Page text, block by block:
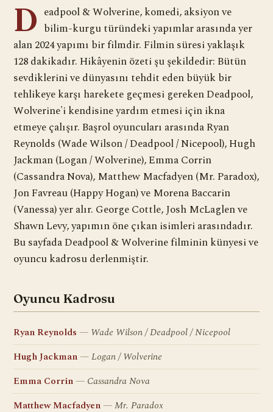
D eadpool & Wolverine, komedi, aksiyon ve
bilim-kurgu türündeki yapımlar arasında yer
alan 2024 yapımı bir filmdir. Filmin süresi yaklaşık
128 dakikadır. Hikâyenin özeti şu şekildedir: Bütün
sevdiklerini ve dünyasını tehdit eden büyük bir
tehlikeye karşı harekete geçmesi gereken Deadpool,
Wolverine'i kendisine yardım etmesi için ikna
etmeye çalışır. Başrol oyuncuları arasında Ryan
Reynolds (Wade Wilson / Deadpool / Nicepool), Hugh
Jackman (Logan / Wolverine), Emma Corrin
(Cassandra Nova), Matthew Macfadyen (Mr. Paradox),
Jon Favreau (Happy Hogan) ve Morena Baccarin
(Vanessa) yer alır. George Cottle, Josh McLaglen ve
Shawn Levy, yapımın öne çıkan isimleri arasındadır.
Bu sayfada Deadpool & Wolverine filminin künyesi ve
oyuncu kadrosu derlenmiştir.
Oyuncu Kadrosu
Ryan Reynolds
Wade Wilson / Deadpool / Nicepool
Hugh Jackman
Logan / Wolverine
Emma Corrin
Cassandra Nova
Matthew Macfadyen
Mr. Paradox